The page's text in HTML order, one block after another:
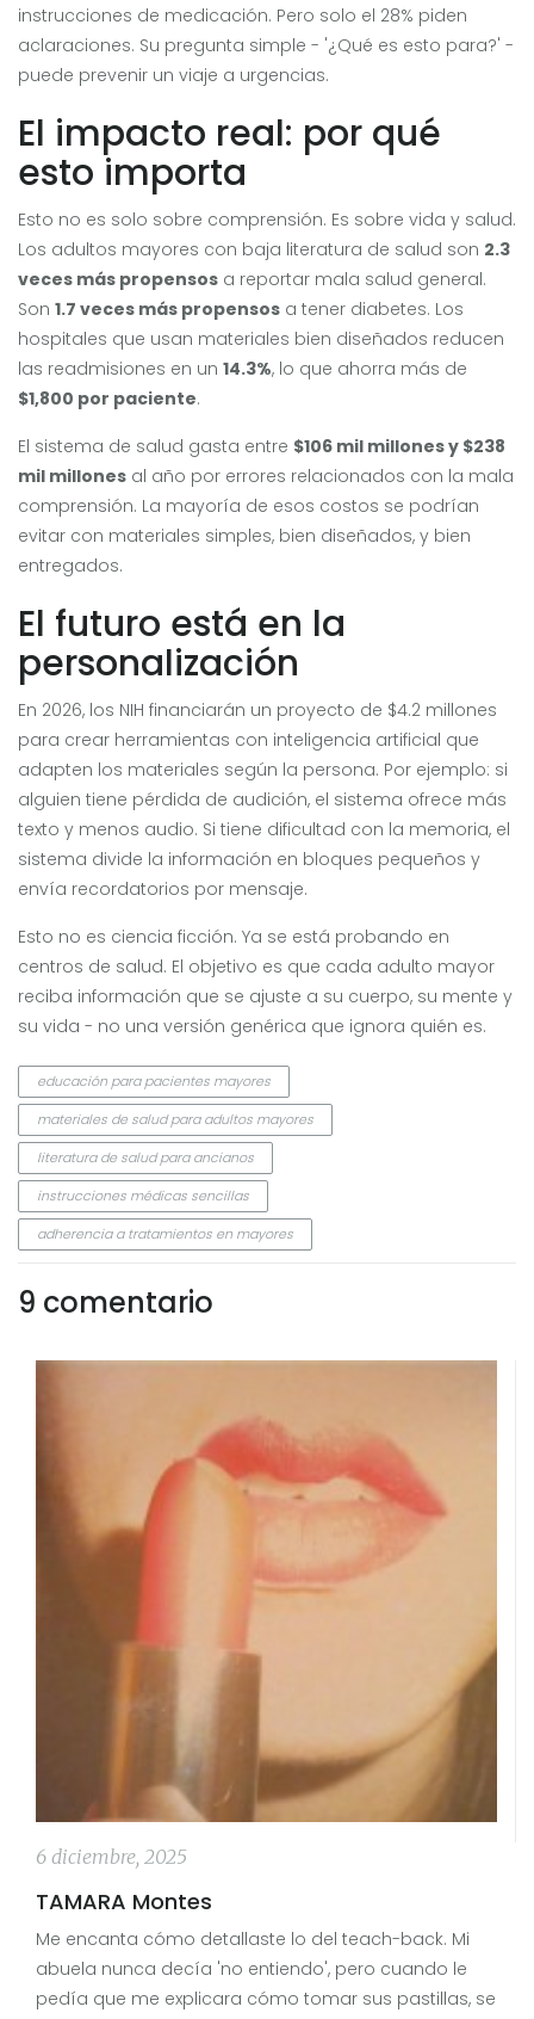
instrucciones de medicación. Pero solo el 28% piden
aclaraciones. Su pregunta simple - '¿Qué es esto para?' -
puede prevenir un viaje a urgencias.
El impacto real: por qué
esto importa
Esto no es solo sobre comprensión. Es sobre vida y salud.
Los adultos mayores con baja literatura de salud son 2.3
veces más propensos a reportar mala salud general.
Son 1.7 veces más propensos a tener diabetes. Los
hospitales que usan materiales bien diseñados reducen
las readmisiones en un 14.3%, lo que ahorra más de
$1,800 por paciente.
El sistema de salud gasta entre $106 mil millones y $238
mil millones al año por errores relacionados con la mala
comprensión. La mayoría de esos costos se podrían
evitar con materiales simples, bien diseñados, y bien
entregados.
El futuro está en la
personalización
En 2026, los NIH financiarán un proyecto de $4.2 millones
para crear herramientas con inteligencia artificial que
adapten los materiales según la persona. Por ejemplo: si
alguien tiene pérdida de audición, el sistema ofrece más
texto y menos audio. Si tiene dificultad con la memoria, el
sistema divide la información en bloques pequeños y
envía recordatorios por mensaje.
Esto no es ciencia ficción. Ya se está probando en
centros de salud. El objetivo es que cada adulto mayor
reciba información que se ajuste a su cuerpo, su mente y
su vida - no una versión genérica que ignora quién es.
educación para pacientes mayores
materiales de salud para adultos mayores
literatura de salud para ancianos
instrucciones médicas sencillas
adherencia a tratamientos en mayores
9 comentario
6 diciembre, 2025
TAMARA Montes
Me encanta cómo detallaste lo del teach-back. Mi
abuela nunca decía 'no entiendo', pero cuando le
pedía que me explicara cómo tomar sus pastillas, se